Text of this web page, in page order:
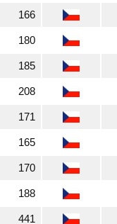
166
180
185
208
171
165
170
188
441